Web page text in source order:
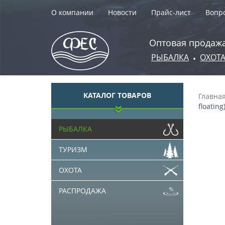
О компании Новости Прайс-лист
Оптовая
РЫБАЛКА • ОХОТА
КАТАЛОГ ТОВАРОВ
РЫБАЛКА
ТУРИЗМ
ОХОТА
РАСПРОДАЖА
Главная